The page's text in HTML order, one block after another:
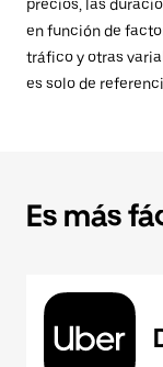
precios, las
en función de
tráfico y otras
es solo de
Es más